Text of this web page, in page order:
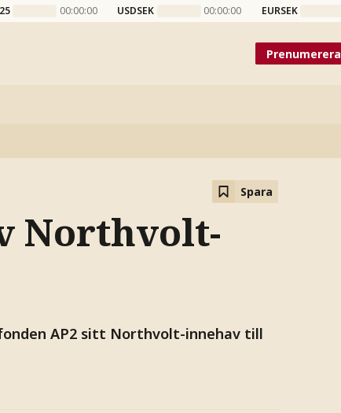
00:00:00 USDSEK 00:00:00 EURSEK
Prenumerera
Spara
Northvolt-
AP2 sitt Northvolt-innehav till